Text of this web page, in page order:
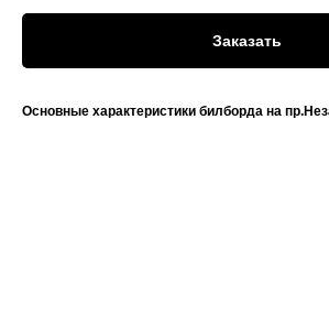
Заказать
Основные характеристики билборда на